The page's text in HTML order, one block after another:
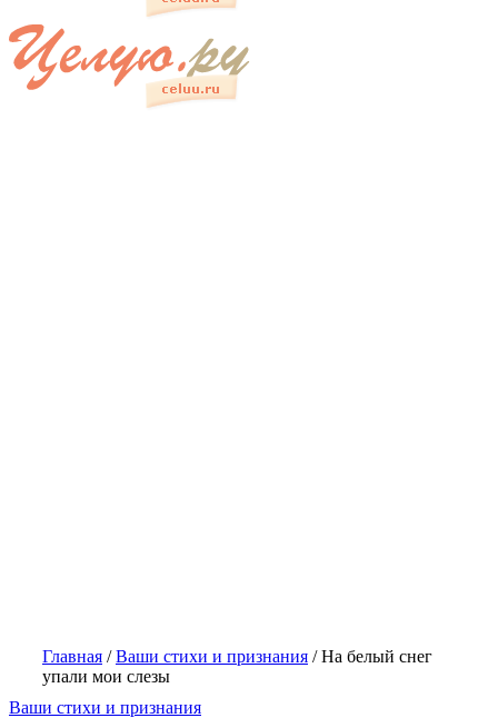
Главная /Ваши стихи и признания /На белый снег
упали мои слезы
Ваши стихи и признания